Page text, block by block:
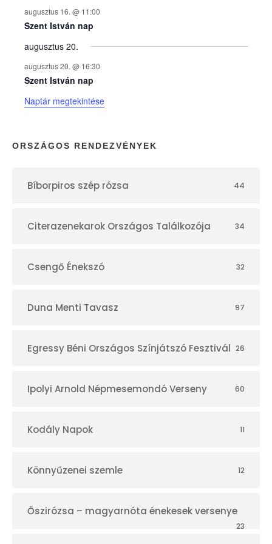
e
k
n
a
p
r
augusztus 16. @ 11:00
Szent István nap
augusztus 20.
augusztus 20. @ 16:30
Szent István nap
Naptár megtekintése
ORSZÁGOS RENDEZVÉNYEK
Bíborpiros szép rózsa 44
Citerazenekarok Országos Találkozója 34
Csengő Énekszó 32
Duna Menti Tavasz 97
Egressy Béni Országos Színjátszó Fesztivál 26
Ipolyi Arnold Népmesemondó Verseny 60
Kodály Napok 11
Könnyűzenei szemle 12
Őszirózsa – magyarnóta énekesek versenye
23